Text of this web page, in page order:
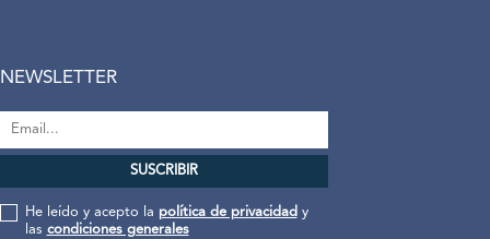
NEWSLETTER
He leído y acepto la política de privacidad y
las condiciones generales